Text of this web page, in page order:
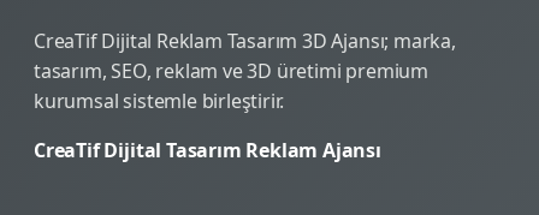
CreaTif Dijital Reklam Tasarım 3D Ajansı; marka,
tasarım, SEO, reklam ve 3D üretimi premium
kurumsal sistemle birleştirir.
CreaTif Dijital Tasarım Reklam Ajansı